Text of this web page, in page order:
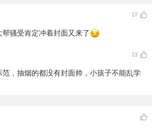
17
帮骚受肯定冲着封面又来了
13
范，抽烟的都没有封面帅，小孩子不能乱学